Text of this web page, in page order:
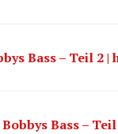
Bass – Teil 2 |
Bass –